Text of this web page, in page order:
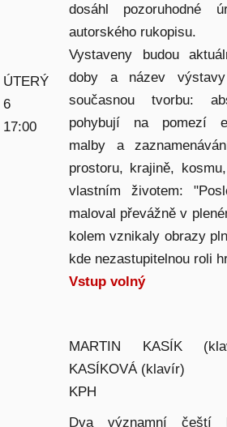
ÚTERÝ
6
17:00
dosáhl pozoruhodné
autorského rukopisu.
Vystaveny budou
doby a název
současnou tvorbu:
pohybují na pomezí
malby a
prostoru, krajině,
vlastním životem:
maloval převážně v
kolem vznikaly obrazy
kde nezastupitelnou roli
Vstup volný
MARTIN KASÍK
KASÍKOVÁ (klavír)
KPH
Dva významní čeští